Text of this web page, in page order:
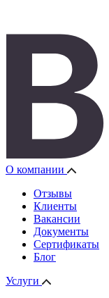
О компании
Отзывы
Клиенты
Вакансии
Документы
Сертификаты
Блог
Услуги